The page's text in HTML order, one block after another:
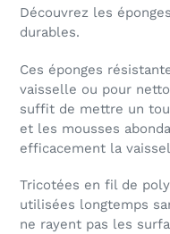
Découvrez les
durables.
Ces éponges
vaisselle ou pour
suffit de mettre un
et les mousses
efficacement la
Tricotées en fil de
utilisées longtemps
ne rayent pas les